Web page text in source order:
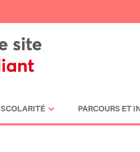
SCOLARITÉ PARCOURS ET